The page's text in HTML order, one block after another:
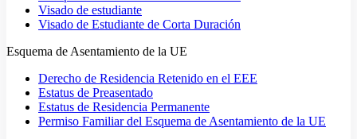
Visado de estudiante
Visado de Estudiante de Corta Duración
Esquema de Asentamiento de la UE
Derecho de Residencia Retenido en el EEE
Estatus de Preasentado
Estatus de Residencia Permanente
Permiso Familiar del Esquema de Asentamiento de la UE